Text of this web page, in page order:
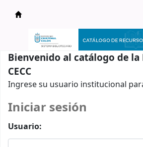
Catálogo en línea
Bienvenido al catálogo de
CECC
Ingrese su usuario institucional
Iniciar sesión
Usuario: